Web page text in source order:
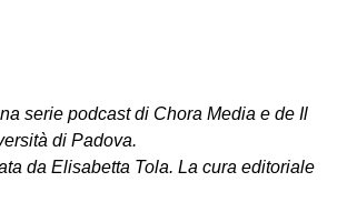
serie podcast di Chora Media e de Il
di Padova.
da Elisabetta Tola. La cura editoriale